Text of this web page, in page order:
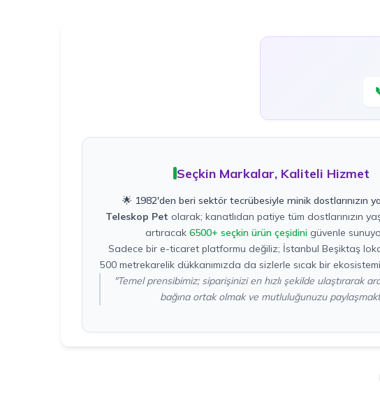
Seçkin Markalar, Kaliteli Hizmet
🌟 1982'den beri sektör tecrübesiyle minik dostlarınızın
Teleskop Pet olarak; kanatlıdan patiye tüm dostlarınızın
artıracak 6500+ seçkin ürün çeşidinigüvenle
Sadece bir e-ticaret platformu değiliz; İstanbul Beşiktaş
500 metrekarelik dükkanımızda da sizlerle sıcak bir
"Temel prensibimiz; siparişinizi en hızlı şekilde ulaştırarak
bağına ortak olmak ve mutluluğunuzu